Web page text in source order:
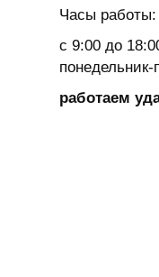
Часы работы:
с 9:00 до
понедельник-
работаем